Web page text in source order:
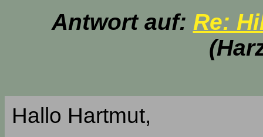
Antwort auf: Re:
Hallo Hartmut,